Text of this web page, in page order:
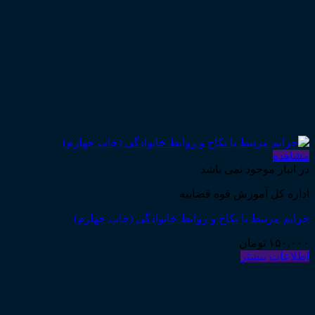
موجود نمی باشد
کل آموزش قوه قضاییه
مرتبط با نکاح و روابط خانوادگی (چاپ چهارم)
تومان
بیشتر